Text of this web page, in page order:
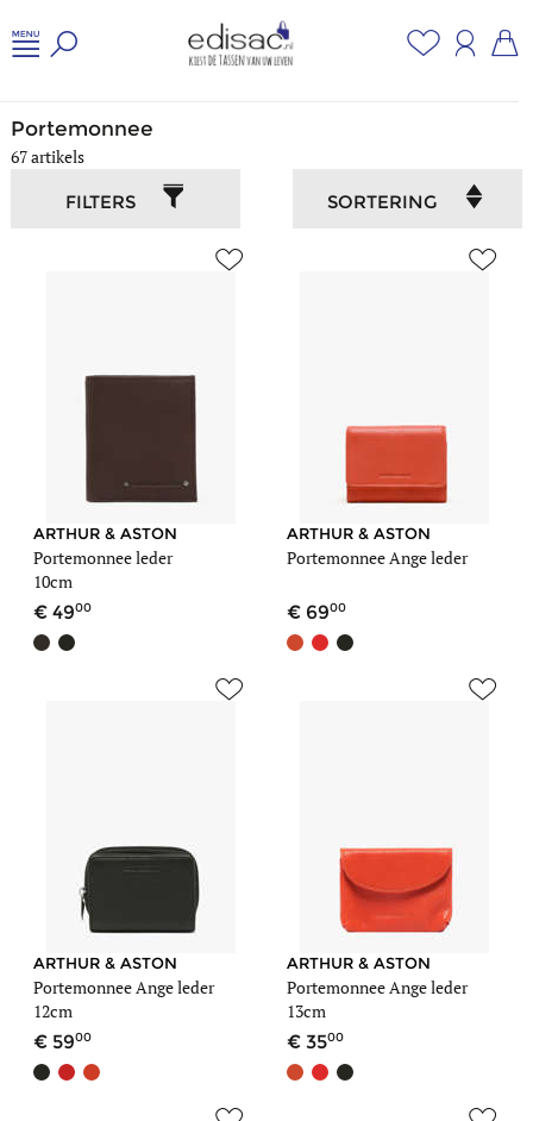
Portemonnee
67 artikels
FILTERS
SORTERING
ARTHUR & ASTON
Portemonnee leder
10cm
4900
ARTHUR & ASTON
Portemonnee Ange leder
6900
ARTHUR & ASTON
Portemonnee Ange leder
12cm
5900
ARTHUR & ASTON
Portemonnee Ange leder
13cm
3500